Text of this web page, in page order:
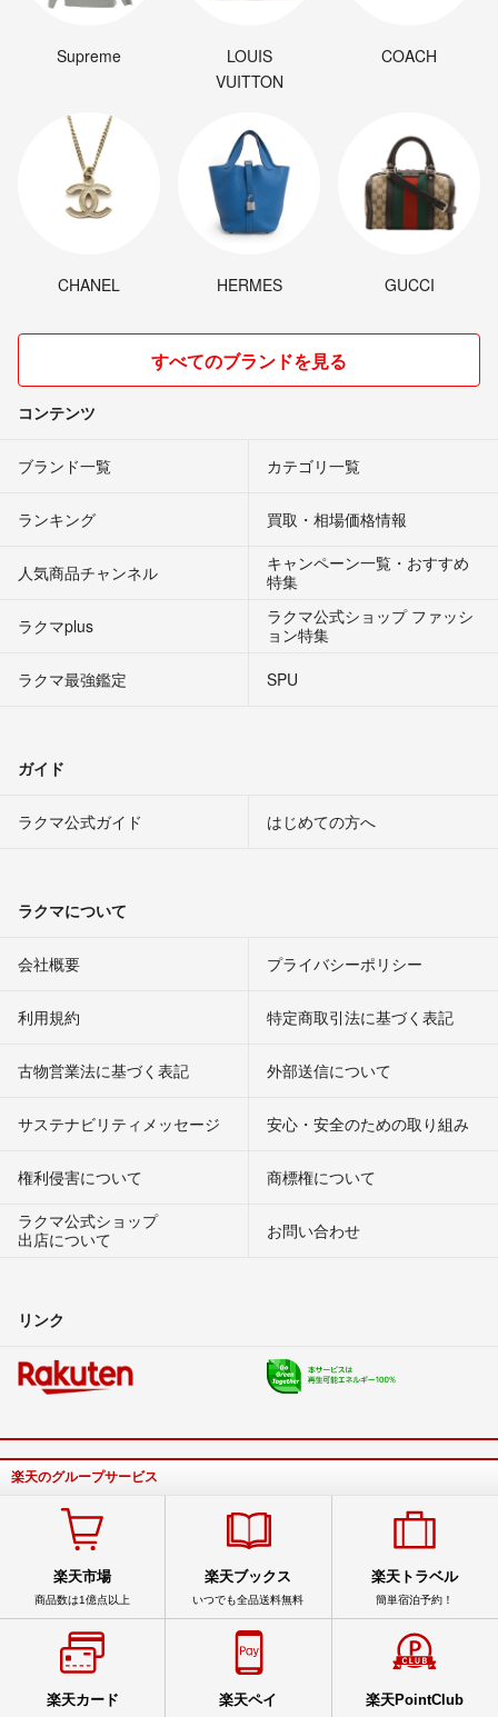
Supreme
LOUIS
VUITTON
COACH
CHANEL HERMES GUCCI
すべてのブランドを見る
コンテンツ
ブランド一覧 カテゴリ一覧
ランキング 買取・相場価格情報
人気商品チャンネル
キャンペーン一覧・おすすめ
特集
ラクマplus
ラクマ公式ショップ ファッシ
ョン特集
ラクマ最強鑑定
SPU
ガイド
ラクマ公式ガイド はじめての方へ
ラクマについて
会社概要 プライバシーポリシー
利用規約 特定商取引法に基づく表記
古物営業法に基づく表記 外部送信について
サステナビリティメッセージ 安心・安全のための取り組み
権利侵害について
商標権について
ラクマ公式ショップ
出店について
お問い合わせ
リンク
楽天のグループサービス
楽天市場
商品数は1億点以上
楽天ブックス
いつでも全品送料無料
楽天トラベル
簡単宿泊予約！
楽天カード 楽天ペイ 楽天PointClub